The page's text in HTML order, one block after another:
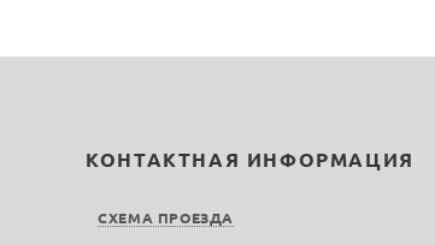
КОНТАКТНАЯ ИНФОРМАЦИЯ
СХЕМА ПРОЕЗДА